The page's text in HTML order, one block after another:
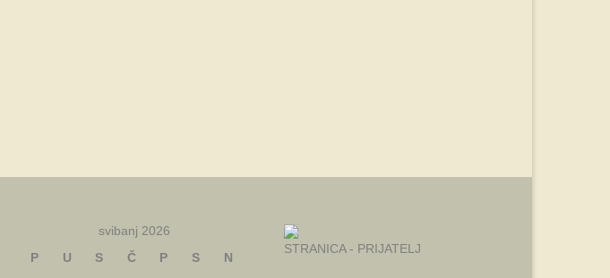
svibanj 2026
P
U S Č P S N
STRANICA - PRIJATELJ